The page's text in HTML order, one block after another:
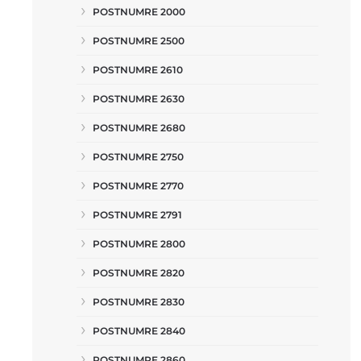
POSTNUMRE 2000
POSTNUMRE 2500
POSTNUMRE 2610
POSTNUMRE 2630
POSTNUMRE 2680
POSTNUMRE 2750
POSTNUMRE 2770
POSTNUMRE 2791
POSTNUMRE 2800
POSTNUMRE 2820
POSTNUMRE 2830
POSTNUMRE 2840